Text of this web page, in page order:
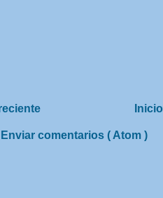
Inicio
Enviar comentarios ( Atom )